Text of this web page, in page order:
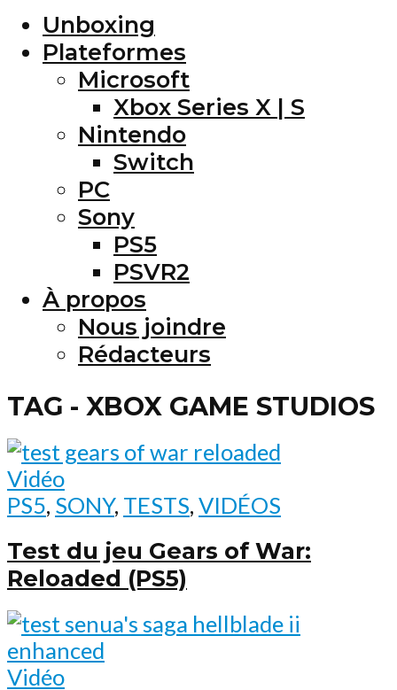
Unboxing
Plateformes
Microsoft
Xbox Series X | S
Nintendo
Switch
PC
Sony
PS5
PSVR2
À propos
Nous joindre
Rédacteurs
TAG - XBOX GAME STUDIOS
Vidéo
PS5, SONY, TESTS, VIDÉOS
Test du jeu Gears of War:
Reloaded (PS5)
Vidéo